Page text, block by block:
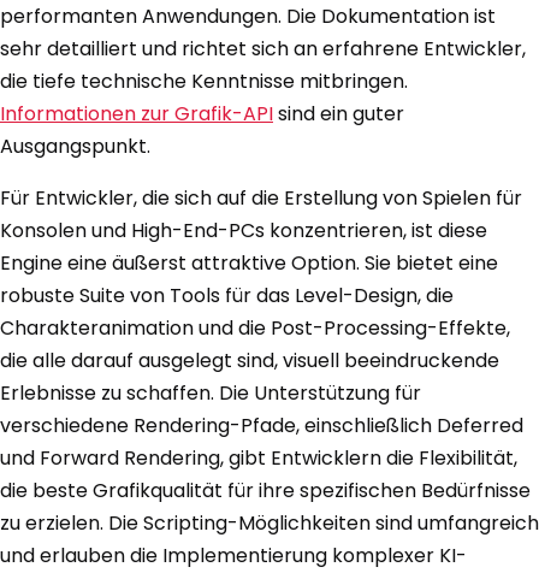
performanten Anwendungen. Die Dokumentation ist
sehr detailliert und richtet sich an erfahrene Entwickler,
die tiefe technische Kenntnisse mitbringen.
Informationen zur Grafik-APIsind ein guter
Ausgangspunkt.
Für Entwickler, die sich auf die Erstellung von Spielen für
Konsolen und High-End-PCs konzentrieren, ist diese
Engine eine äußerst attraktive Option. Sie bietet eine
robuste Suite von Tools für das Level-Design, die
Charakteranimation und die Post-Processing-Effekte,
die alle darauf ausgelegt sind, visuell beeindruckende
Erlebnisse zu schaffen. Die Unterstützung für
verschiedene Rendering-Pfade, einschließlich Deferred
und Forward Rendering, gibt Entwicklern die Flexibilität,
die beste Grafikqualität für ihre spezifischen Bedürfnisse
zu erzielen. Die Scripting-Möglichkeiten sind umfangreich
und erlauben die Implementierung komplexer KI-